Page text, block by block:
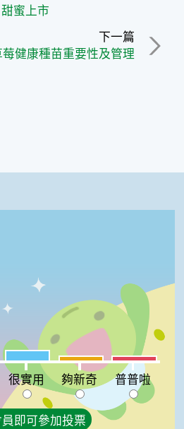
蜜上市
下一篇
莓健康種苗重要性及管理
很實用:8%夠新奇:4%普普啦:4%
很實用 夠新奇 普普啦
即可參加投票